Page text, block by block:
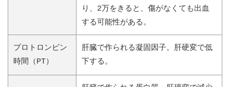
り、2万をきると、傷がなくても出血
する可能性がある。
プロトロンビン
時間（PT）
肝臓で作られる凝固因子。肝硬変で低
下する。